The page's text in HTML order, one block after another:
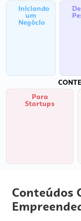
Iniciando
um
Negócio
Para
Startups
Conteúdos